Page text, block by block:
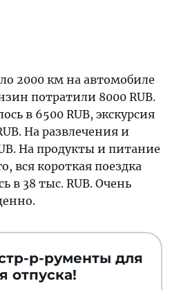
2000 км на автомобиле
потратили 8000 RUB.
в 6500 RUB, экскурсия
На развлечения и
На продукты и питание
вся короткая поездка
в 38 тыс. RUB. Очень
р-рументы для
отпуска!